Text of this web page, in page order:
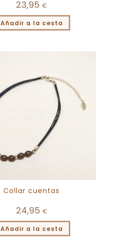
23,95 €
Añadir a la cesta
Collar cuentas
24,95 €
Añadir a la cesta